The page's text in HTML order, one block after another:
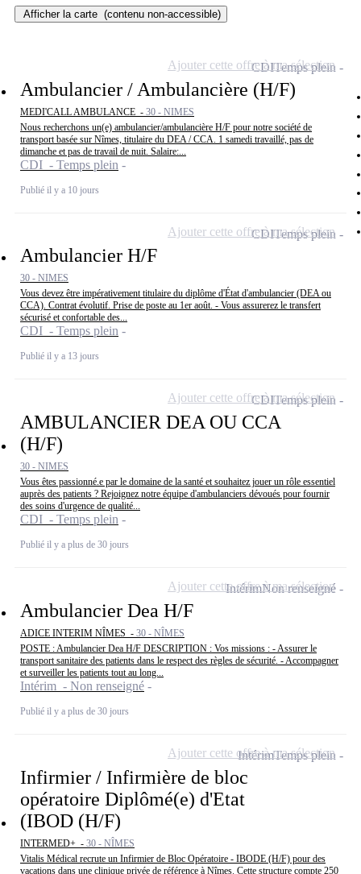
Afficher la carte (contenu non-accessible)
Ambulancier / Ambulancière (H/F)
MEDI'CALL AMBULANCE - 30 - NIMES
Nous recherchons un(e) ambulancier/ambulancière H/F pour notre société de
transport basée sur Nîmes, titulaire du DEA / CCA. 1 samedi travaillé, pas de
dimanche et pas de travail de nuit. Salaire:...
CDI - Temps plein
Publié il y a 10 jours
CDITemps plein
Ajouter cette offre à ma sélection
Ambulancier H/F
30 - NIMES
Vous devez être impérativement titulaire du diplôme d'État d'ambulancier (DEA ou
CCA). Contrat évolutif. Prise de poste au 1er août. - Vous assurerez le transfert
sécurisé et confortable des...
CDI - Temps plein
Publié il y a 13 jours
CDITemps plein
Ajouter cette offre à ma sélection
AMBULANCIER DEA OU CCA
(H/F)
30 - NIMES
Vous êtes passionné.e par le domaine de la santé et souhaitez jouer un rôle essentiel
auprès des patients ? Rejoignez notre équipe d'ambulanciers dévoués pour fournir
des soins d'urgence de qualité...
CDI - Temps plein
Publié il y a plus de 30 jours
CDITemps plein
Ajouter cette offre à ma sélection
Ambulancier Dea H/F
ADICE INTERIM NÎMES - 30 - NÎMES
POSTE : Ambulancier Dea H/F DESCRIPTION : Vos missions : - Assurer le
transport sanitaire des patients dans le respect des règles de sécurité. - Accompagner
et surveiller les patients tout au long...
Intérim - Non renseigné
Publié il y a plus de 30 jours
IntérimNon renseigné
Ajouter cette offre à ma sélection
Infirmier / Infirmière de bloc
opératoire Diplômé(e) d'Etat
(IBOD (H/F)
INTERMED+ - 30 - NÎMES
Vitalis Médical recrute un Infirmier de Bloc Opératoire - IBODE (H/F) pour des
vacations dans une clinique privée de référence à Nîmes. Cette structure compte 250
IntérimTemps plein
Ajouter cette offre à ma sélection